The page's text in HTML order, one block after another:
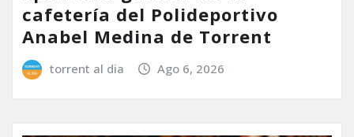
cafetería del Polideportivo
Anabel Medina de Torrent
torrent al dia Ago 6, 2026